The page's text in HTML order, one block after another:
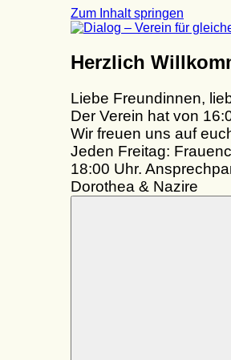
Zum Inhalt springen
Dialog
–
für
gleiche
Rechte
e.V.
Herzlich
Liebe Freundinnen,
Der Verein hat von
Wir freuen uns auf
Jeden Freitag:
18:00 Uhr.
Dorothea & Nazire